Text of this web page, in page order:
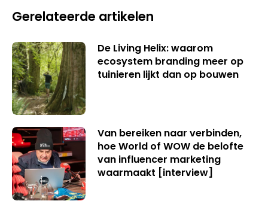
Gerelateerde artikelen
De Living Helix: waarom
ecosystem branding meer op
tuinieren lijkt dan op bouwen
Van bereiken naar verbinden,
hoe World of WOW de belofte
van influencer marketing
waarmaakt [interview]